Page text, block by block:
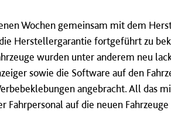
Wochen gemeinsam mit dem
Herstellergarantie fortgeführt zu
wurden unter anderem neu
sowie die Software auf den
angebracht. All das
auf die neuen